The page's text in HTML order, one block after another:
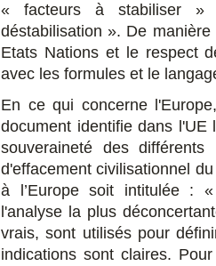
« facteurs à stabiliser
déstabilisation ». De
Etats Nations et le respect
avec les formules et le
En ce qui concerne
document identifie dans
souveraineté des
d'effacement civilisationnel
à l’Europe soit intitulée :
l'analyse la plus
vrais, sont utilisés pour
indications sont claires.